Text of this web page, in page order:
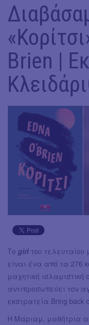
Brien |
Το girl του τελευταίου
είναι ένα από τα 276
μαχητική
αντιπροσωπεύει τον
εκστρατεία Bring back
Η Μάριαμ, μαθήτρια